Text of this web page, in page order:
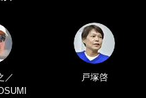
／
戸塚啓